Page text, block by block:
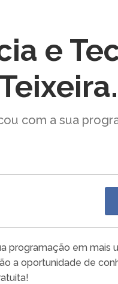
e
com a sua
programação em mais
a oportunidade de